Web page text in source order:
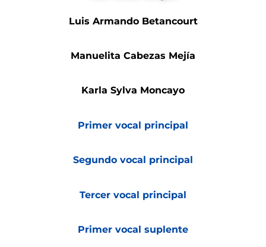
Luis Armando Betancourt
Manuelita Cabezas Mejía
Karla Sylva Moncayo
Primer vocal principal
Segundo vocal principal
Tercer vocal principal
Primer vocal suplente